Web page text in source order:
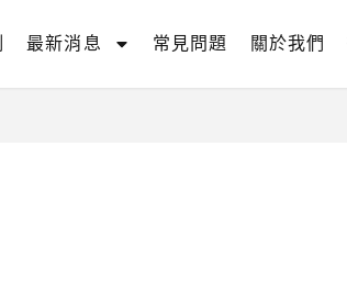
最新消息 常見問題 關於我們